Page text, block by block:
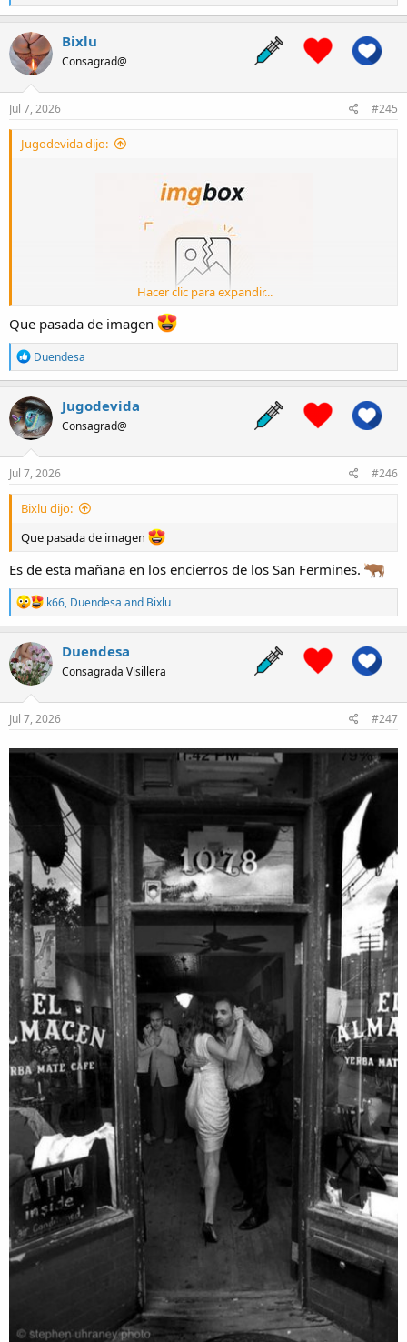
e
a
c
n
s
Bixlu
Consagrad@
Jul 7, 2026 #245
Jugodevida dijo:
Hacer clic para expandir...
Que pasada de imagen
R
e
a
c
t
i
o
n
s
Duendesa
Jugodevida
Consagrad@
Jul 7, 2026 #246
Bixlu dijo:
Que pasada de imagen
Es de esta mañana en los encierros de los San Fermines.
R
e
a
t
i
n
s
k66, Duendesa and Bixlu
Duendesa
Consagrada Visillera
Jul 7, 2026 #247